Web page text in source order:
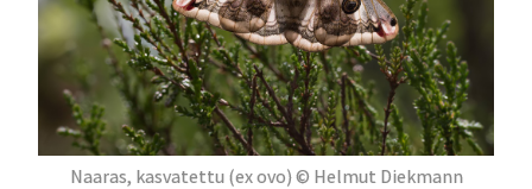
Naaras, kasvatettu (ex ovo) © Helmut Diekmann